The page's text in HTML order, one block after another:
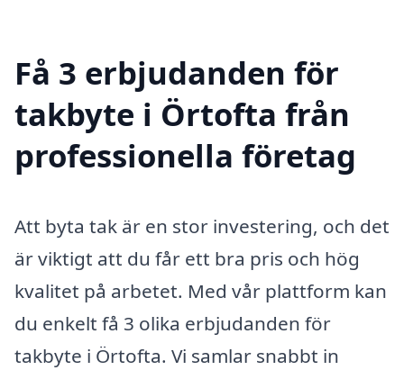
Få 3 erbjudanden för
takbyte i Örtofta från
professionella företag
Att byta tak är en stor investering, och det
är viktigt att du får ett bra pris och hög
kvalitet på arbetet. Med vår plattform kan
du enkelt få 3 olika erbjudanden för
takbyte i Örtofta. Vi samlar snabbt in